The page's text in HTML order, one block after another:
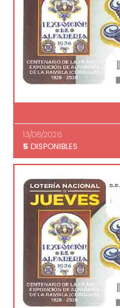
13/08/2026
5 DISPONIBLES